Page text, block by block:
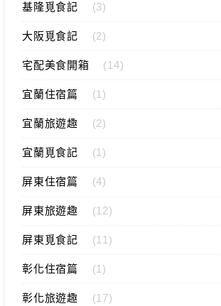
基隆覓食記 (3)
大阪覓食記 (2)
宅配美食開箱 (14)
宜蘭住宿篇 (1)
宜蘭旅遊趣 (2)
宜蘭覓食記 (1)
屏東住宿篇 (4)
屏東旅遊趣 (12)
屏東覓食記 (11)
彰化住宿篇 (1)
彰化旅遊趣 (17)